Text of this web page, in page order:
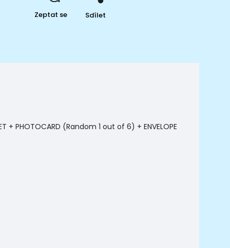
Zeptat se Sdílet
+ PHOTOCARD (Random 1 out of 6) + ENVELOPE